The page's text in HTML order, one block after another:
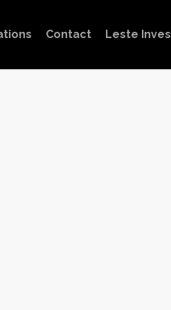
Contact Leste